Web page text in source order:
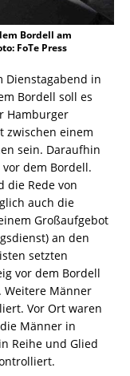
Bordell am
FoTe Press
Dienstagabend in
Bordell soll es
Hamburger
zwischen einem
sein. Daraufhin
dem Bordell.
die Rede von
auch die
Großaufgebot
an den
setzten
vor dem Bordell
Weitere Männer
Vor Ort waren
Männer in
Reihe und Glied